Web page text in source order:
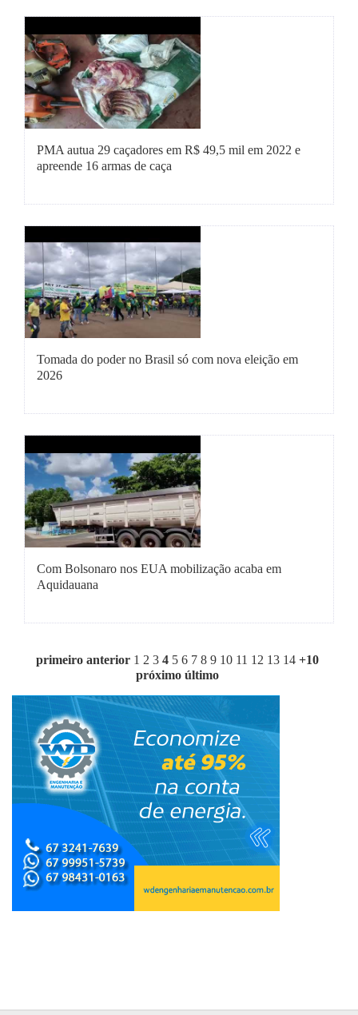
PMA autua 29 caçadores em R$ 49,5 mil em 2022 e
apreende 16 armas de caça
Tomada do poder no Brasil só com nova eleição em
2026
Com Bolsonaro nos EUA mobilização acaba em
Aquidauana
primeiro anterior 1 2 3 4 5 6 7 8 9 10 11 12 13 14 +10
próximo último